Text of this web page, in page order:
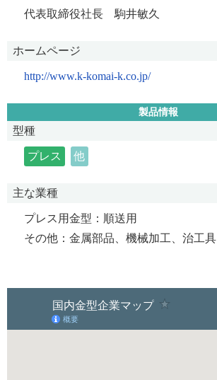
代表取締役社長 駒井敏久
ホームページ
http://www.k-komai-k.co.jp/
製品情報
型種
プレス 他
主な業種
プレス用金型：順送用
その他：金属部品、機械加工、治工具